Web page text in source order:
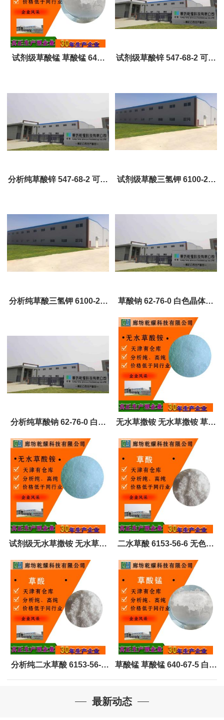
试剂级草酸锰 草酸锰 640- 试剂级草酸锌 547-68-2 可定
分析纯草酸锌 547-68-2 可定 试剂级草酸三氢钾 6100-20-
分析纯草酸三氢钾 6100-20- 草酸钠 62-76-0 白色晶体或
粉末 质量好 可定制
分析纯草酸钠 62-76-0 白色
晶体或粉末 质量好 可定制
无水草撒铵 无水草撒铵 草酸
铵 全国可售 可定制
试剂级无水草撒铵 无水草撒
铵 草酸铵 全国可售 可定制
二水草酸 6153-56-6 无色单
斜片状或凌柱体结晶或白色
粉末
分析纯二水草酸 6153-56-6 草酸锰 草酸锰 640-67-5 白色
最新动态